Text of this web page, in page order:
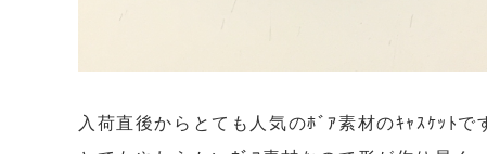
入荷直後からとても人気のﾎﾞｱ素材のｷｬｽｹｯ